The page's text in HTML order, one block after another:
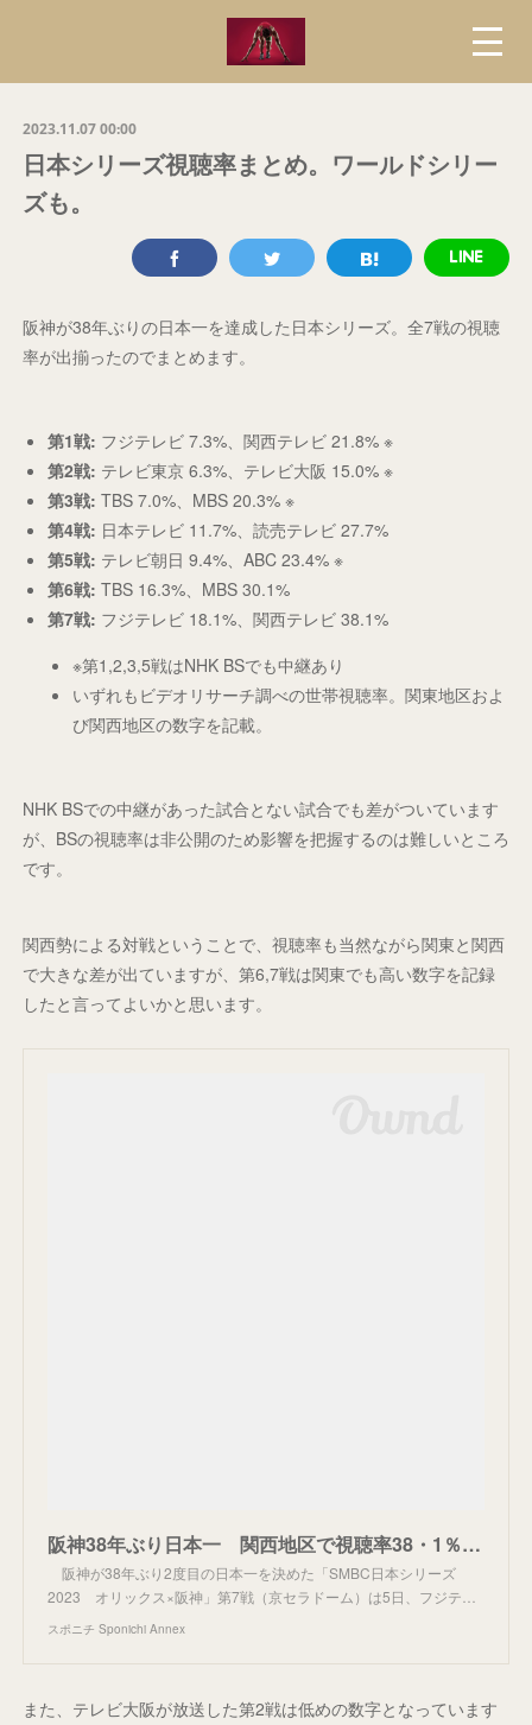
2023.11.07 00:00
日本シリーズ視聴率まとめ。ワールドシリー
ズも。
阪神が38年ぶりの日本一を達成した日本シリーズ。全7戦の視聴
率が出揃ったのでまとめます。
第1戦: フジテレビ 7.3%、関西テレビ 21.8% ※
第2戦: テレビ東京 6.3%、テレビ大阪 15.0% ※
第3戦: TBS 7.0%、MBS 20.3% ※
第4戦: 日本テレビ 11.7%、読売テレビ 27.7%
第5戦: テレビ朝日 9.4%、ABC 23.4% ※
第6戦: TBS 16.3%、MBS 30.1%
第7戦: フジテレビ 18.1%、関西テレビ 38.1%
※第1,2,3,5戦はNHK BSでも中継あり
いずれもビデオリサーチ調べの世帯視聴率。関東地区およ
び関西地区の数字を記載。
NHK BSでの中継があった試合とない試合でも差がついています
が、BSの視聴率は非公開のため影響を把握するのは難しいところ
です。
関西勢による対戦ということで、視聴率も当然ながら関東と関西
で大きな差が出ていますが、第6,7戦は関東でも高い数字を記録
したと言ってよいかと思います。
阪神38年ぶり日本一 関西地区で視聴率38・1％ 瞬間最高は驚異の50％ 関東は18・１％ - スポニチ Sponichi Annex 野球
阪神が38年ぶり2度目の日本一を決めた「SMBC日本シリーズ
2023 オリックス×阪神」第7戦（京セラドーム）は5日、フジテ…
スポニチ Sponichi Annex
また、テレビ大阪が放送した第2戦は低めの数字となっています